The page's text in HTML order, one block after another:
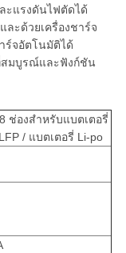
ะแรงดันไฟตัดได้
ละด้วยเครื่องชาร์จ
ร์จอัตโนมัติได้
สมบูรณ์และฟังก์ชัน
ช่องสำหรับแบตเตอรี่
/ แบตเตอรี่ Li-po